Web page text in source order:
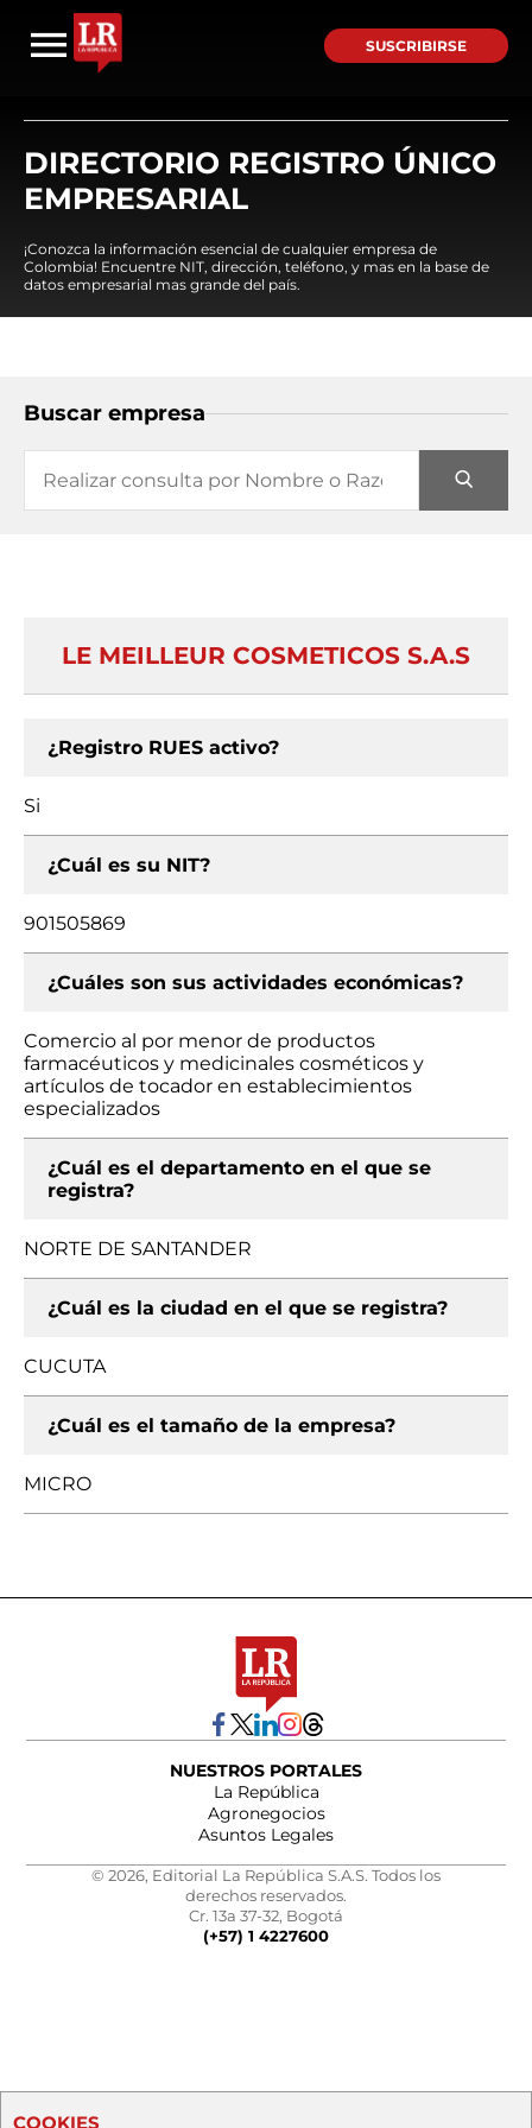
SUSCRIBIRSE
DIRECTORIO REGISTRO ÚNICO
EMPRESARIAL
¡Conozca la información esencial de cualquier empresa de
Colombia! Encuentre NIT, dirección, teléfono, y mas en la base de
datos empresarial mas grande del país.
Buscar empresa
LE MEILLEUR COSMETICOS S.A.S
¿Registro RUES activo?
Si
¿Cuál es su NIT?
901505869
¿Cuáles son sus actividades económicas?
Comercio al por menor de productos
farmacéuticos y medicinales cosméticos y
artículos de tocador en establecimientos
especializados
¿Cuál es el departamento en el que se
registra?
NORTE DE SANTANDER
¿Cuál es la ciudad en el que se registra?
CUCUTA
¿Cuál es el tamaño de la empresa?
MICRO
NUESTROS PORTALES
La República
Agronegocios
Asuntos Legales
© 2026, Editorial La República S.A.S. Todos los
derechos reservados.
Cr. 13a 37-32, Bogotá
(+57) 1 4227600
COOKIES